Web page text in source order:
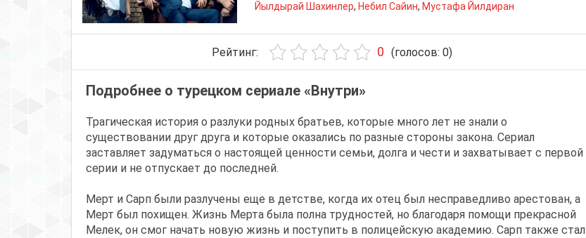
Йылдырай Шахинлер, Небил Сайин, Мустафа Йилдиран
Рейтинг: 0 (голосов: 0)
Подробнее о турецком сериале «Внутри»
Трагическая история о разлуки родных братьев, которые много лет не знали о
существовании друг друга и которые оказались по разные стороны закона. Сериал
заставляет задуматься о настоящей ценности семьи, долга и чести и захватывает с первой
серии и не отпускает до последней.
Мерт и Сарп были разлучены еще в детстве, когда их отец был несправедливо арестован, а
Мерт был похищен. Жизнь Мерта была полна трудностей, но благодаря помощи прекрасной
Мелек, он смог начать новую жизнь и поступить в полицейскую академию. Сарп также стал